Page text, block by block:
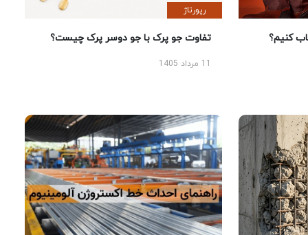
کنیم؟
رپورتاژ
تفاوت جو پرک با جو دوسر پرک چیست؟